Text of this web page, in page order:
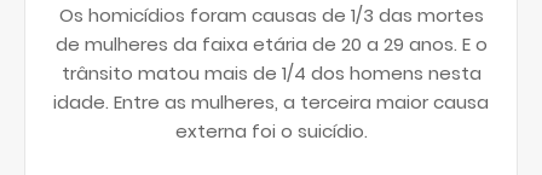
Os homicídios foram causas de 1/3 das mortes
de mulheres da faixa etária de 20 a 29 anos. E o
trânsito matou mais de 1/4 dos homens nesta
idade. Entre as mulheres, a terceira maior causa
externa foi o suicídio.